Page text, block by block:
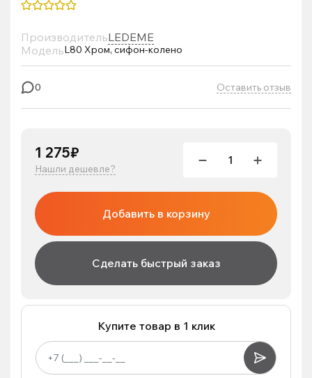
ПроизводительLEDEME
МодельL80 Хром, сифон-колено
0 Оставить отзыв
1 275₽
Нашли дешевле?
Добавить в корзину
Сделать быстрый заказ
Купите товар в 1 клик